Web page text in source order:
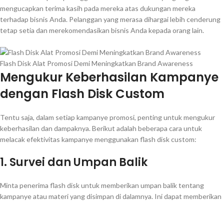
mengucapkan terima kasih pada mereka atas dukungan mereka
terhadap bisnis Anda. Pelanggan yang merasa dihargai lebih cenderung
tetap setia dan merekomendasikan bisnis Anda kepada orang lain.
Flash Disk Alat Promosi Demi Meningkatkan Brand Awareness
Mengukur Keberhasilan Kampanye
dengan Flash Disk Custom
Tentu saja, dalam setiap kampanye promosi, penting untuk mengukur
keberhasilan dan dampaknya. Berikut adalah beberapa cara untuk
melacak efektivitas kampanye menggunakan flash disk custom:
1. Survei dan Umpan Balik
Minta penerima flash disk untuk memberikan umpan balik tentang
kampanye atau materi yang disimpan di dalamnya. Ini dapat memberikan